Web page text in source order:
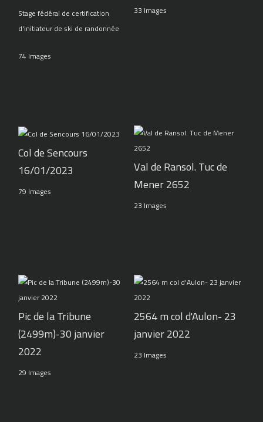
Stage fédéral de certification
d'initiateur de ski de randonnée
74 Images
33 Images
Col de Sencours
16/01/2023
79 Images
Val de Ransol. Tuc de
Mener 2652
23 Images
Pic de la Tribune
(2499m)-30 janvier
2022
29 Images
2564 m col d'Aulon- 23
janvier 2022
23 Images